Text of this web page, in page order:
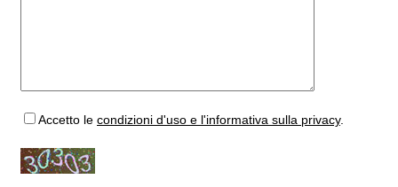
Accetto le condizioni d'uso e l'informativa sulla privacy.